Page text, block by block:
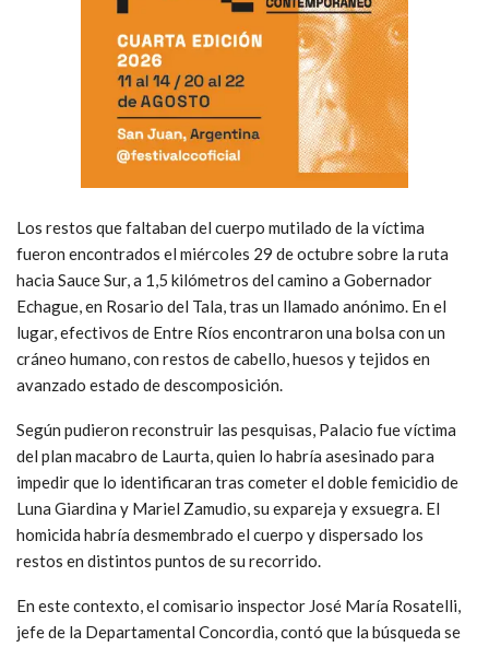
Los restos que faltaban del cuerpo mutilado de la víctima
fueron encontrados el miércoles 29 de octubre sobre la ruta
hacia Sauce Sur, a 1,5 kilómetros del camino a Gobernador
Echague, en Rosario del Tala, tras un llamado anónimo. En el
lugar, efectivos de Entre Ríos encontraron una bolsa con un
cráneo humano, con restos de cabello, huesos y tejidos en
avanzado estado de descomposición.
Según pudieron reconstruir las pesquisas, Palacio fue víctima
del plan macabro de Laurta, quien lo habría asesinado para
impedir que lo identificaran tras cometer el doble femicidio de
Luna Giardina y Mariel Zamudio, su expareja y exsuegra. El
homicida habría desmembrado el cuerpo y dispersado los
restos en distintos puntos de su recorrido.
En este contexto, el comisario inspector José María Rosatelli,
jefe de la Departamental Concordia, contó que la búsqueda se